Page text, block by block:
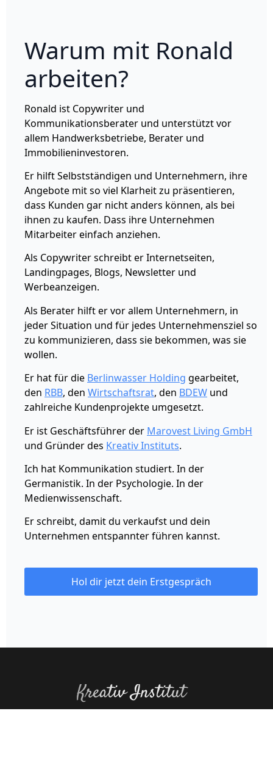
Warum mit Ronald
arbeiten?
Ronald ist Copywriter und
Kommunikationsberater und unterstützt vor
allem Handwerksbetriebe, Berater und
Immobilieninvestoren.
Er hilft Selbstständigen und Unternehmern, ihre
Angebote mit so viel Klarheit zu präsentieren,
dass Kunden gar nicht anders können, als bei
ihnen zu kaufen. Dass ihre Unternehmen
Mitarbeiter einfach anziehen.
Als Copywriter schreibt er Internetseiten,
Landingpages, Blogs, Newsletter und
Werbeanzeigen.
Als Berater hilft er vor allem Unternehmern, in
jeder Situation und für jedes Unternehmensziel so
zu kommunizieren, dass sie bekommen, was sie
wollen.
Er hat für die Berlinwasser Holding gearbeitet,
den RBB, den Wirtschaftsrat, den BDEW und
zahlreiche Kundenprojekte umgesetzt.
Er ist Geschäftsführer der Marovest Living GmbH
und Gründer des Kreativ Instituts.
Ich hat Kommunikation studiert. In der
Germanistik. In der Psychologie. In der
Medienwissenschaft.
Er schreibt, damit du verkaufst und dein
Unternehmen entspannter führen kannst.
Hol dir jetzt dein Erstgespräch
Kreativ Institut